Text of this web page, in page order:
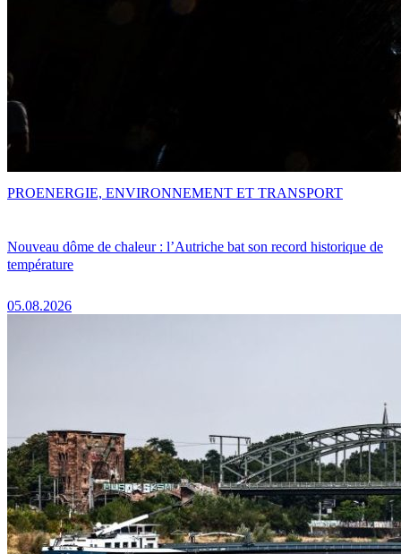
Nouveau dôme de chaleur : l’Autriche bat son record historique de
température
05.08.2026
PROENERGIE, ENVIRONNEMENT ET TRANSPORT